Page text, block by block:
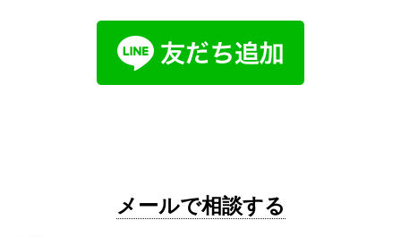
メールで相談する